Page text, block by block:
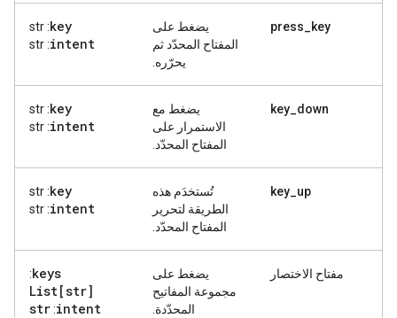
press_key
يضغط على
المفتاح المحدّد ثم
يحرّره.
key
: str
intent
: str
key_down
يضغط مع
الاستمرار على
المفتاح المحدّد.
key
: str
intent
: str
key_up
تُستخدَم هذه
الطريقة لتحرير
المفتاح المحدّد.
key
: str
intent
: str
مفتاح الاختصار
يضغط على
مجموعة المفاتيح
المحدّدة.
keys
:
List[str]
intent
:
str